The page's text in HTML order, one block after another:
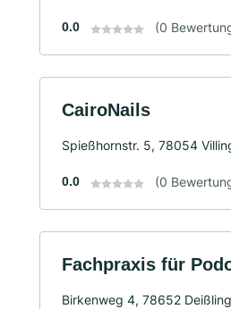
0.0 (0
CairoNails
Spießhornstr. 5, 78054
0.0 (0
Fachpraxis für
Birkenweg 4, 78652